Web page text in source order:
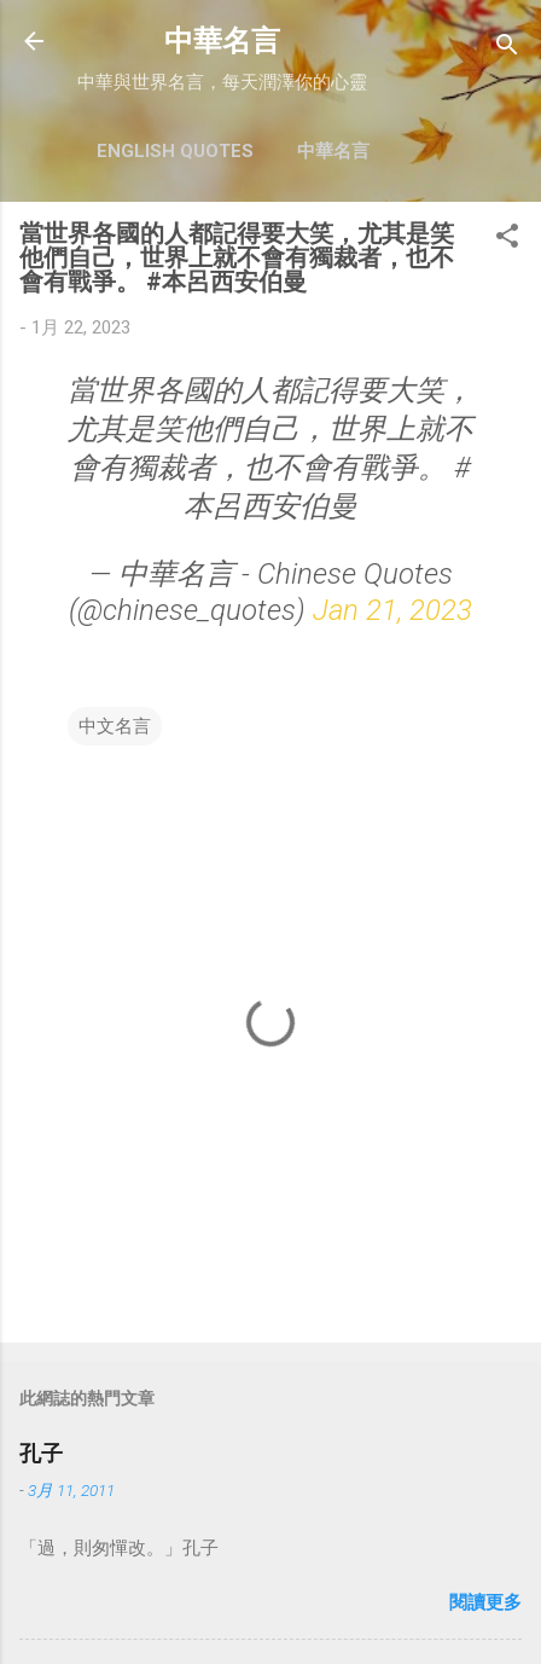
跳至主要內容
中華名言
中華與世界名言，每天潤澤你的心靈
ENGLISH QUOTES 中華名言
當世界各國的人都記得要大笑，尤其是笑
他們自己，世界上就不會有獨裁者，也不
會有戰爭。 #本呂西安伯曼
- 1月 22, 2023
當世界各國的人都記得要大笑，
尤其是笑他們自己，世界上就不
會有獨裁者，也不會有戰爭。 #
本呂西安伯曼
— 中華名言 - Chinese Quotes
(@chinese_quotes) Jan 21, 2023
中文名言
此網誌的熱門文章
孔子
-3月 11, 2011
「過，則匆憚改。」孔子
閱讀更多